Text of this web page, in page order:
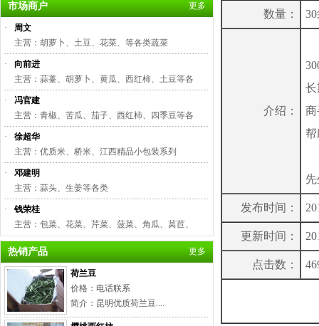
市场商户 更多
·
周文
主营：胡萝卜、土豆、花菜、等各类蔬菜
·
向前进
主营：蒜薹、胡萝卜、黄瓜、西红柿、土豆等各
·
冯官建
主营：青椒、苦瓜、茄子、西红柿、四季豆等各
·
徐超华
主营：优质米、桥米、江西精品小包装系列
·
邓建明
主营：蒜头、生姜等各类
·
钱荣桂
主营：包菜、花菜、芹菜、菠菜、角瓜、莴苣、
热销产品 更多
荷兰豆
价格：电话联系
简介：昆明优质荷兰豆....
数量：
介绍：
长
商
帮
发布时间：
更新时间：
点击数：